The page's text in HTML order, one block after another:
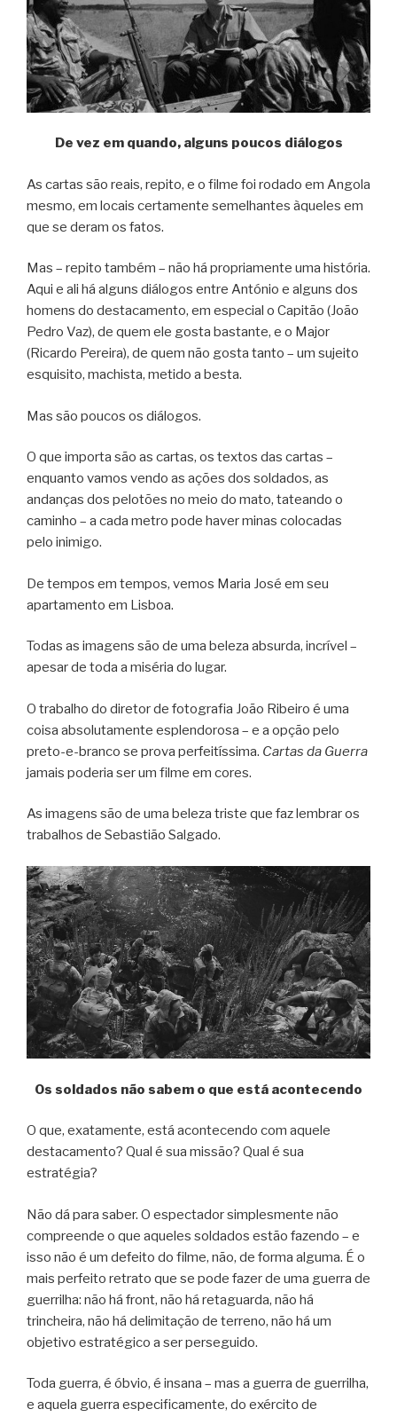
De vez em quando, alguns poucos diálogos
As cartas são reais, repito, e o filme foi rodado em Angola
mesmo, em locais certamente semelhantes àqueles em
que se deram os fatos.
Mas – repito também – não há propriamente uma história.
Aqui e ali há alguns diálogos entre António e alguns dos
homens do destacamento, em especial o Capitão (João
Pedro Vaz), de quem ele gosta bastante, e o Major
(Ricardo Pereira), de quem não gosta tanto – um sujeito
esquisito, machista, metido a besta.
Mas são poucos os diálogos.
O que importa são as cartas, os textos das cartas –
enquanto vamos vendo as ações dos soldados, as
andanças dos pelotões no meio do mato, tateando o
caminho – a cada metro pode haver minas colocadas
pelo inimigo.
De tempos em tempos, vemos Maria José em seu
apartamento em Lisboa.
Todas as imagens são de uma beleza absurda, incrível –
apesar de toda a miséria do lugar.
O trabalho do diretor de fotografia João Ribeiro é uma
coisa absolutamente esplendorosa – e a opção pelo
preto-e-branco se prova perfeitíssima. Cartas da Guerra
jamais poderia ser um filme em cores.
As imagens são de uma beleza triste que faz lembrar os
trabalhos de Sebastião Salgado.
Os soldados não sabem o que está acontecendo
O que, exatamente, está acontecendo com aquele
destacamento? Qual é sua missão? Qual é sua
estratégia?
Não dá para saber. O espectador simplesmente não
compreende o que aqueles soldados estão fazendo – e
isso não é um defeito do filme, não, de forma alguma. É o
mais perfeito retrato que se pode fazer de uma guerra de
guerrilha: não há front, não há retaguarda, não há
trincheira, não há delimitação de terreno, não há um
objetivo estratégico a ser perseguido.
Toda guerra, é óbvio, é insana – mas a guerra de guerrilha,
e aquela guerra especificamente, do exército de